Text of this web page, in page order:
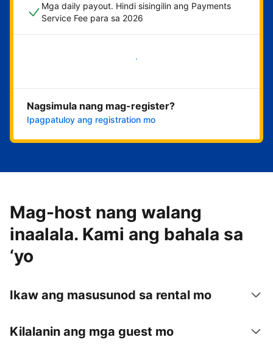
Mga daily payout. Hindi sisingilin ang Payments
Service Fee para sa 2026
Magsimula na
Nagsimula nang mag-register?
Ipagpatuloy ang registration mo
Mag-host nang walang
inaalala. Kami ang bahala sa
‘yo
Ikaw ang masusunod sa rental mo
Kilalanin ang mga guest mo